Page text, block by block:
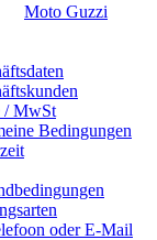
Moto Guzzi
/ MwSt
Bedingungen
oder E-Mail